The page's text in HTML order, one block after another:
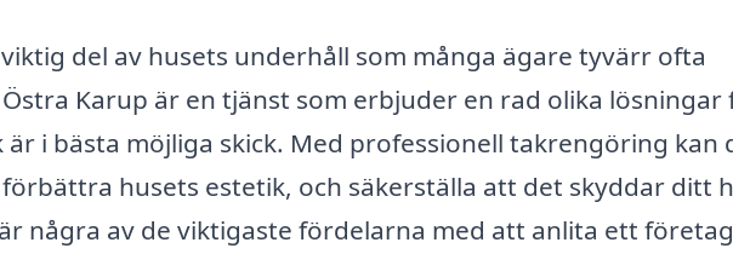
del av husets underhåll som många ägare tyvärr ofta
Karup är en tjänst som erbjuder en rad olika lösningar
i bästa möjliga skick. Med professionell takrengöring kan
husets estetik, och säkerställa att det skyddar ditt
några av de viktigaste fördelarna med att anlita ett